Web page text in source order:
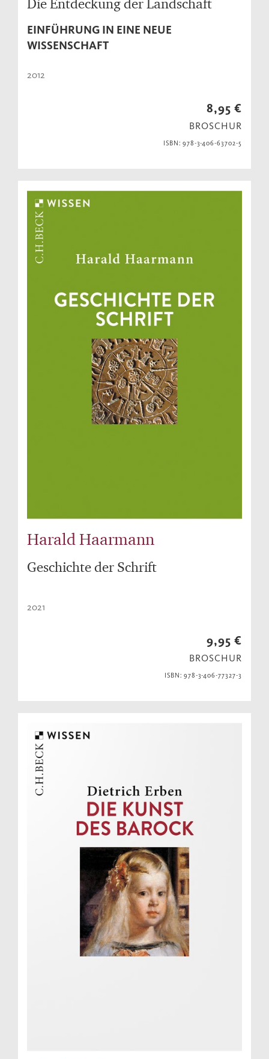
Die Entdeckung der Landschaft
EINFÜHRUNG IN EINE NEUE
WISSENSCHAFT
2012
8,95 €
BROSCHUR
ISBN: 978-3-406-63702-5
Harald Haarmann
Geschichte der Schrift
2021
9,95 €
BROSCHUR
ISBN: 978-3-406-77327-3